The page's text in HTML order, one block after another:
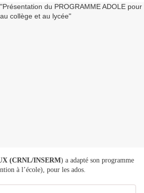
(CRNL/INSERM) a adapté son programme
à l’école), pour les ados.